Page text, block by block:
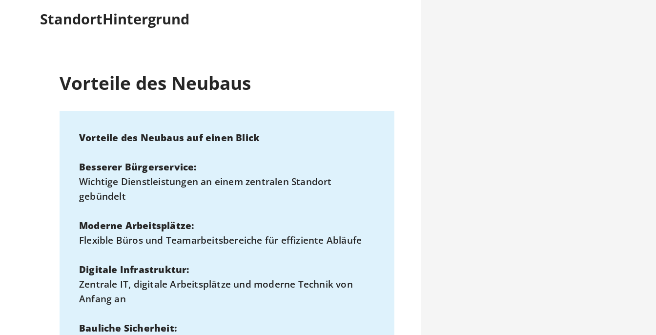
StandortHintergrund
Vorteile des Neubaus
Vorteile des Neubaus auf einen Blick
Besserer Bürgerservice:
Wichtige Dienstleistungen an einem zentralen Standort
gebündelt
Moderne Arbeitsplätze:
Flexible Büros und Teamarbeitsbereiche für effiziente Abläufe
Digitale Infrastruktur:
Zentrale IT, digitale Arbeitsplätze und moderne Technik von
Anfang an
Bauliche Sicherheit: